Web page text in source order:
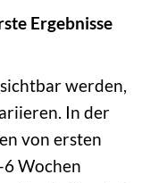
Ergebnisse
werden,
In der
von ersten
Wochen